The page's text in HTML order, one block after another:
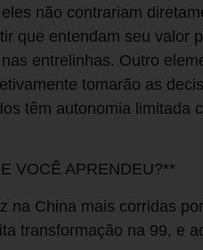
não contrariam
que entendam seu valor
entrelinhas. Outro
tomarão as
têm autonomia limitada
VOCÊ APRENDEU?**
na China mais corridas
transformação na 99, e